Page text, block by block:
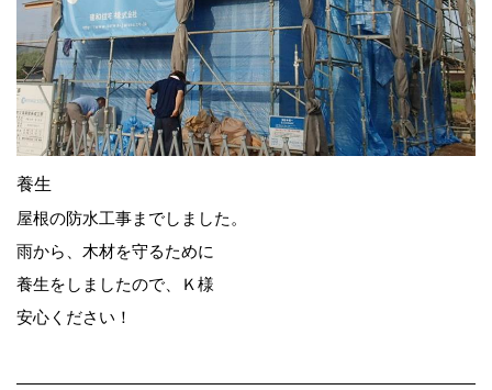
養生
屋根の防水工事までしました。
雨から、木材を守るために
養生をしましたので、Ｋ様
安心ください！